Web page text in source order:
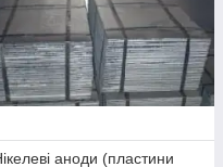
аноди (пластини